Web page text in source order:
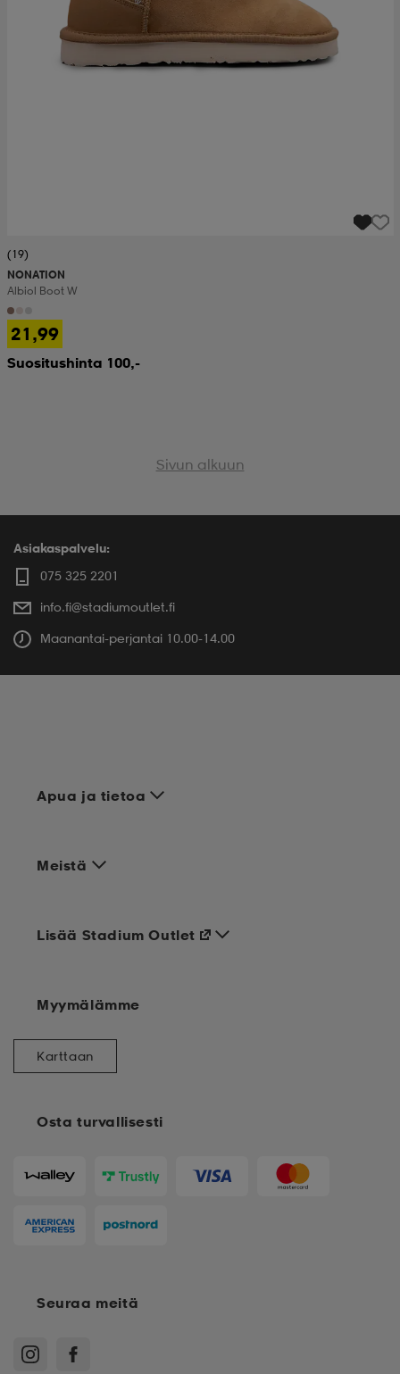
(19)
NONATION
Albiol Boot W
21,99
Suositushinta 100,-
Sivun alkuun
Asiakaspalvelu:
075 325 2201
info.fi@stadiumoutlet.fi
Maanantai-perjantai 10.00-14.00
Apua ja tietoa
Meistä
Osta turvallisesti
Lisää Stadium Outlet
Myymälämme
Karttaan
Seuraa meitä